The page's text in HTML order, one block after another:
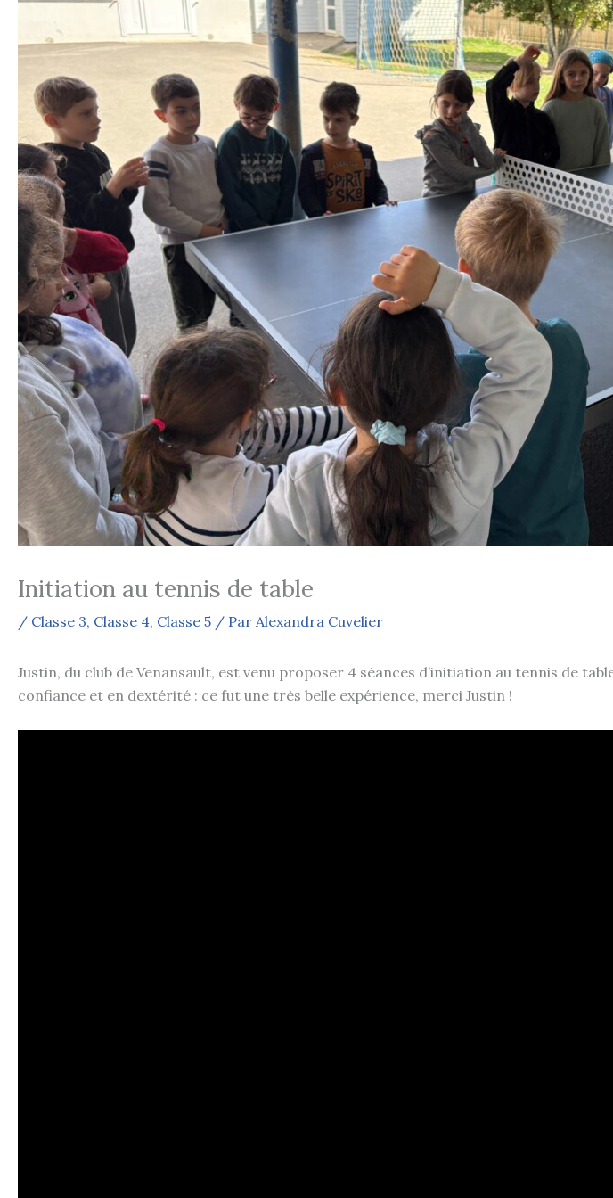
Initiation au tennis de table
/ Classe 3, Classe 4, Classe 5 / Par Alexandra Cuvelier
Justin, du club de Venansault, est venu proposer 4 séances d’initiation au tennis de
confiance et en dextérité : ce fut une très belle expérience, merci Justin !